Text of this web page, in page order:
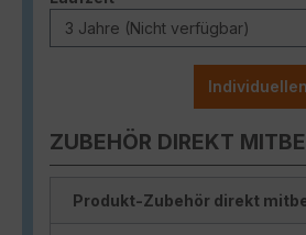
ZUBEHÖR DIREKT
Produkt-Zubehör direkt